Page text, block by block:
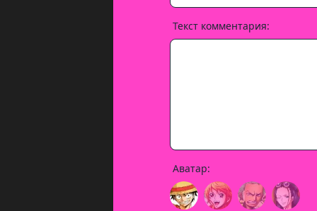
Текст комментария:
Аватар: